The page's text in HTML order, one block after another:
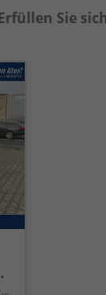
Sie
ACC